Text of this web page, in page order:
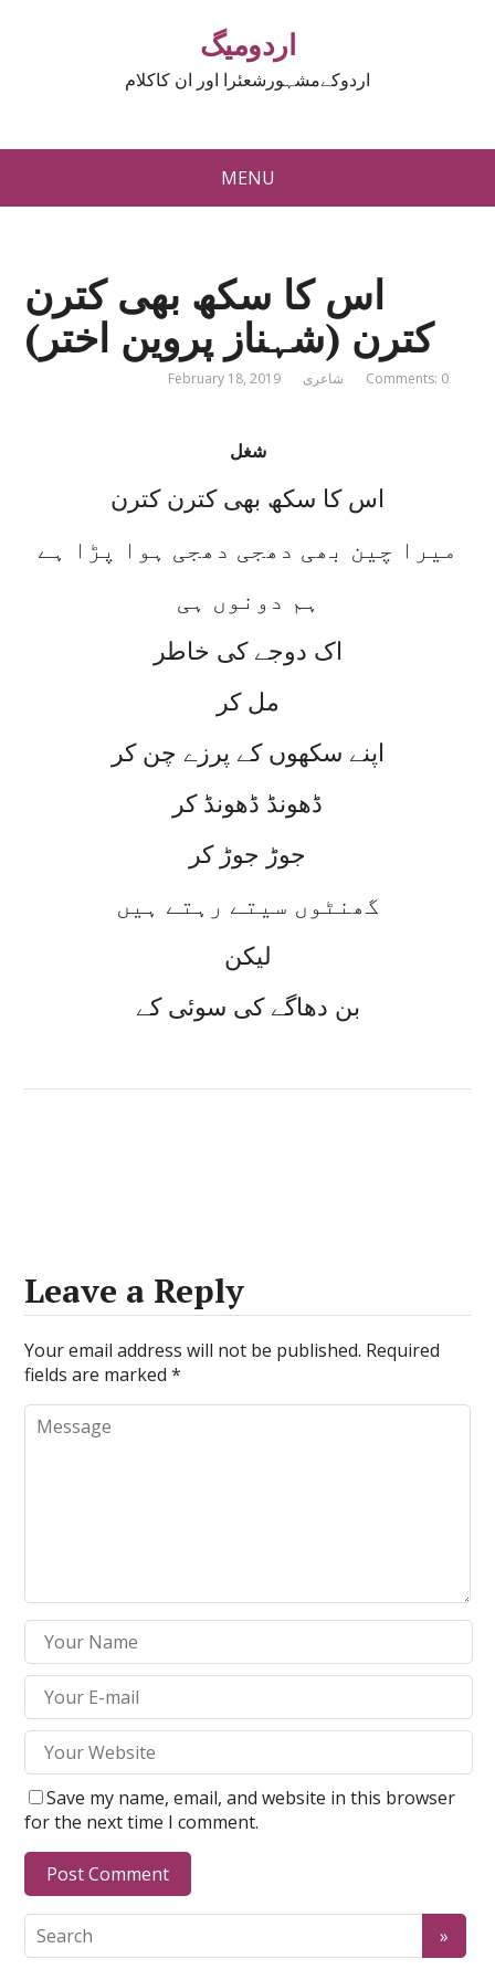
اردومیگ
اردوکےمشہورشعئرا اور ان کاکلام
MENU
اس کا سکھ بھی کترن
کترن (شہناز پروین اختر)
February 18, 2019 شاعری Comments: 0
شغل
اس کا سکھ بھی کترن کترن
میرا چین بھی دھجی دھجی ہوا پڑا ہے
ہم دونوں ہی
اک دوجے کی خاطر
مل کر
اپنے سکھوں کے پرزے چن کر
ڈھونڈ ڈھونڈ کر
جوڑ جوڑ کر
گھنٹوں سیتے رہتے ہیں
لیکن
بن دھاگے کی سوئی کے
Leave a Reply
Your email address will not be published. Required
fields are marked*
Save my name, email, and website in this browser
for the next time I comment.